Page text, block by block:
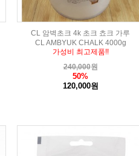
CL 암벽초크 4k 초크 쵸크 가루
CL AMBYUK CHALK 4000g
가성비 최고제품!!
240,000원
50%
120,000원